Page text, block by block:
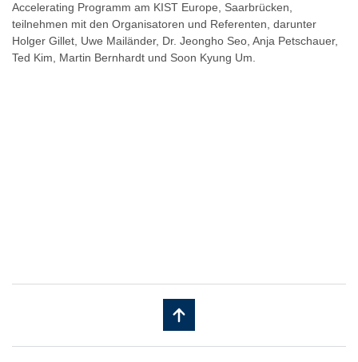
Accelerating Programm am KIST Europe, Saarbrücken,
teilnehmen mit den Organisatoren und Referenten, darunter
Holger Gillet, Uwe Mailänder, Dr. Jeongho Seo, Anja Petschauer,
Ted Kim, Martin Bernhardt und Soon Kyung Um.